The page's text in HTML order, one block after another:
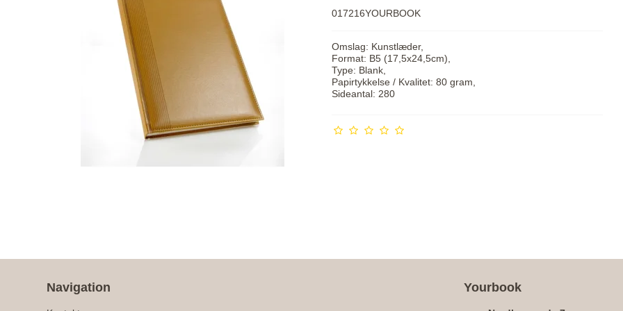
017216YOURBOOK
Omslag: Kunstlæder,
Format: B5 (17,5x24,5cm),
Type: Blank,
Papirtykkelse / Kvalitet: 80 gram,
Sideantal: 280
Navigation Yourbook